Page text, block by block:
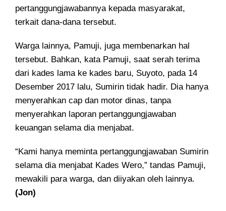
pertanggungjawabannya kepada masyarakat,
terkait dana-dana tersebut.
Warga lainnya, Pamuji, juga membenarkan hal
tersebut. Bahkan, kata Pamuji, saat serah terima
dari kades lama ke kades baru, Suyoto, pada 14
Desember 2017 lalu, Sumirin tidak hadir. Dia hanya
menyerahkan cap dan motor dinas, tanpa
menyerahkan laporan pertanggungjawaban
keuangan selama dia menjabat.
“Kami hanya meminta pertanggungjawaban Sumirin
selama dia menjabat Kades Wero,” tandas Pamuji,
mewakili para warga, dan diiyakan oleh lainnya.
(Jon)